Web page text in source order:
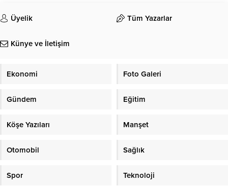
Üyelik Tüm Yazarlar
Künye ve İletişim
Ekonomi Foto Galeri
Gündem Eğitim
Köşe Yazıları Manşet
Otomobil Sağlık
Spor Teknoloji